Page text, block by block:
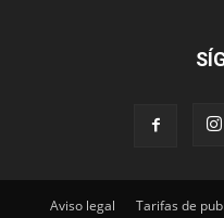
Aviso legal Tarifas de